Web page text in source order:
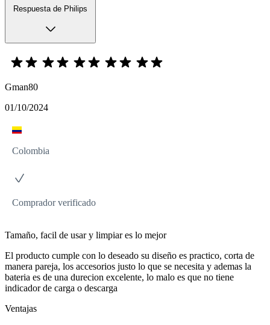
Respuesta de Philips
Gman80
01/10/2024
Colombia
Comprador verificado
Tamaño, facil de usar y limpiar es lo mejor
El producto cumple con lo deseado su diseño es practico, corta de
manera pareja, los accesorios justo lo que se necesita y ademas la
bateria es de una durecion excelente, lo malo es que no tiene
indicador de carga o descarga
Ventajas